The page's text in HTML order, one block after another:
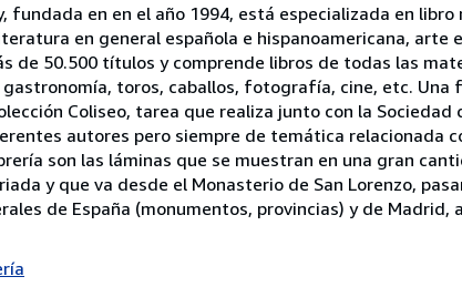
fundada en en el año 1994, está especializada en
en general española e hispanoamericana, arte
de 50.500 títulos y comprende libros de todas las
gastronomía, toros, caballos, fotografía, cine, etc.
Coliseo, tarea que realiza junto con la
autores pero siempre de temática relacionada
son las láminas que se muestran en una gran
y que va desde el Monasterio de San Lorenzo,
de España (monumentos, provincias) y de Madrid,